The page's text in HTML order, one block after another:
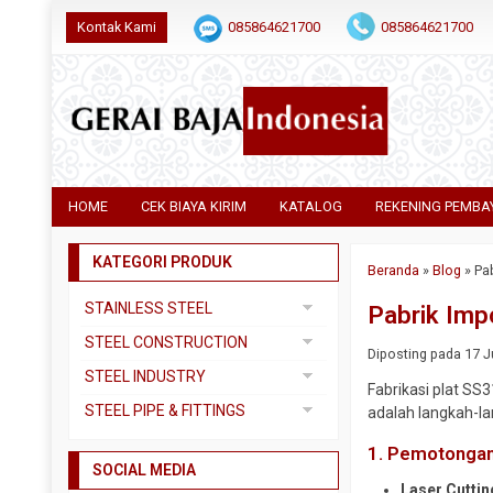
Kontak Kami 085864621700 085864621700
HOME CEK BIAYA KIRIM KATALOG REKENING
Beranda »Blog »
Pabrik
Diposting pada 17
Fabrikasi plat
adalah langkah-
1.
KATEGORI PRODUK
STAINLESS STEEL
Pipa SS304
Pipa SS310
Pipa SS316
Plat Bordes SS304
STEEL CONSTRUCTION
Besi Beton
Besi CNP
Besi UNP
STEEL INDUSTRY
Dual Plate
Plat A285 GR C
STEEL PIPE & FITTINGS
Ball Valve
SOCIAL MEDIA